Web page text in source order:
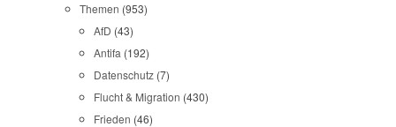
Themen (953)
AfD (43)
Antifa (192)
Datenschutz (7)
Flucht & Migration (430)
Frieden (46)